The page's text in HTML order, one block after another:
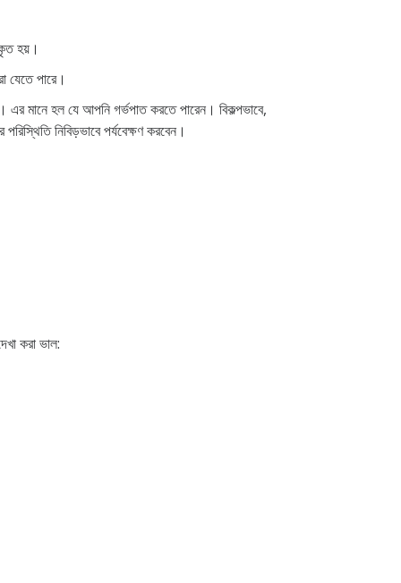
হয়।
যেতে পারে।
এর মানে হল যে আপনি গর্ভপাত করতে পারেন। বিকল্পভাবে,
নিবিড়ভাবে পর্যবেক্ষণ করবেন।
করা ভাল: